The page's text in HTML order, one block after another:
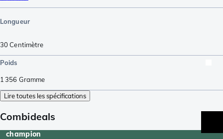
Longueur
30Centimètre
Poids
1 356 Gramme
Lire toutes les spécifications
Combideals
champion